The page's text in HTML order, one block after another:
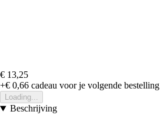
€ 13,25
+€ 0,66 cadeau voor je volgende bestelling
Loading...
Beschrijving